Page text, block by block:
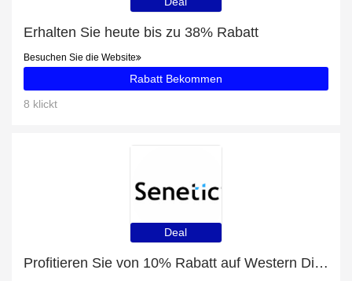
Erhalten Sie heute bis zu 38% Rabatt
Besuchen Sie die Website
Rabatt Bekommen
8 klickt
Deal
Profitieren Sie von 10% Rabatt auf Western Digital Red SA500 2.5" 1000 GB Serial ATA III 3D NAND und andere 70-Angebote